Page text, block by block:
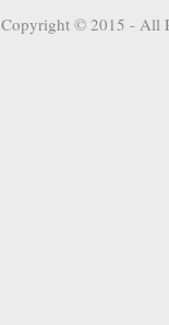
Copyright © 2015 - All